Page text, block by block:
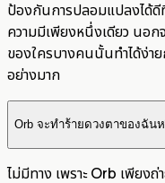
ป้องกันการปลอมแปลงได้
ความมีเพียงหนึ่งเดียว นอ
ของใครบางคนนั้นทำได้ง่า
อย่างมาก
Orb จะทำร้ายดวงตาของฉัน
ไม่มีทาง เพราะ Orb เพียง